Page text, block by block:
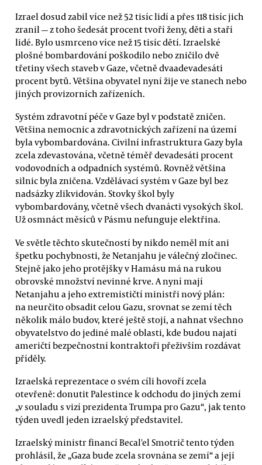
Izrael dosud zabil více než 52 tisíc lidí a přes 118 tisíc jich
zranil — z toho šedesát procent tvoří ženy, děti a staří
lidé. Bylo usmrceno více než 15 tisíc dětí. Izraelské
plošné bombardování poškodilo nebo zničilo dvě
třetiny všech staveb v Gaze, včetně dvaadevadesáti
procent bytů. Většina obyvatel nyní žije ve stanech nebo
jiných provizorních zařízeních.
Systém zdravotní péče v Gaze byl v podstatě zničen.
Většina nemocnic a zdravotnických zařízení na území
byla vybombardována. Civilní infrastruktura Gazy byla
zcela zdevastována, včetně téměř devadesáti procent
vodovodních a odpadních systémů. Rovněž většina
silnic byla zničena. Vzdělávací systém v Gaze byl bez
nadsázky zlikvidován. Stovky škol byly
vybombardovány, včetně všech dvanácti vysokých škol.
Už osmnáct měsíců v Pásmu nefunguje elektřina.
Ve světle těchto skutečností by nikdo neměl mít ani
špetku pochybnosti, že Netanjahu je válečný zločinec.
Stejně jako jeho protějšky v Hamásu má na rukou
obrovské množství nevinné krve. A nyní mají
Netanjahu a jeho extremističtí ministři nový plán:
na neurčito obsadit celou Gazu, srovnat se zemí těch
několik málo budov, které ještě stojí, a nahnat všechno
obyvatelstvo do jediné malé oblasti, kde budou najatí
američtí bezpečnostní kontraktoři přeživším rozdávat
příděly.
Izraelská reprezentace o svém cíli hovoří zcela
otevřeně: donutit Palestince k odchodu do jiných zemí
„v souladu s vizí prezidenta Trumpa pro Gazu“, jak tento
týden uvedl jeden izraelský představitel.
Izraelský ministr financí Becal'el Smotrič tento týden
prohlásil, že „Gaza bude zcela srovnána se zemí“ a její